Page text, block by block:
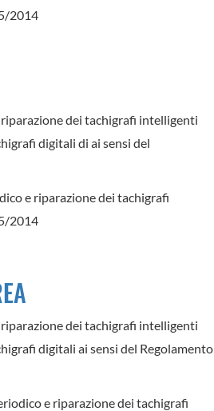
2014
dei tachigrafi intelligenti
digitali di ai sensi del
e riparazione dei tachigrafi
2014
dei tachigrafi intelligenti
digitali ai sensi del Regolamento
e riparazione dei tachigrafi